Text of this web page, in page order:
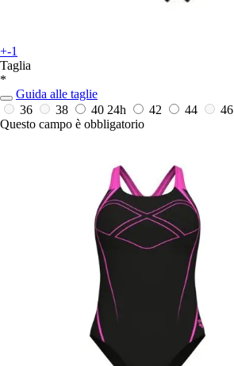
+-1
Taglia
*
Guida alle taglie
36
38 40 24h 42 44 46
Questo campo è obbligatorio